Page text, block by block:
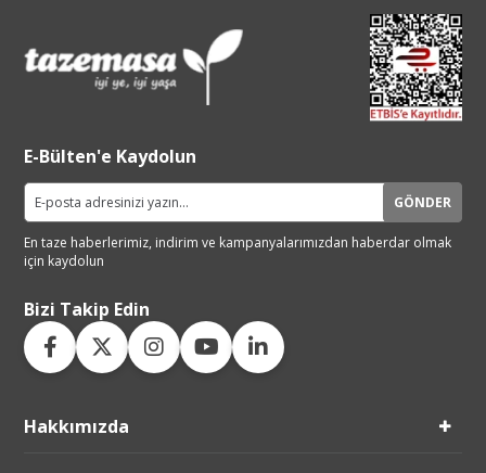
E-Bülten'e Kaydolun
GÖNDER
En taze haberlerimiz, indirim ve kampanyalarımızdan haberdar olmak
için kaydolun
Bizi Takip Edin
Hakkımızda